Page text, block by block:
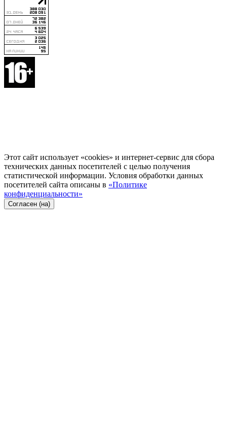
Этот сайт использует «cookies» и интернет-сервис для сбора
технических данных посетителей с целью получения
статистической информации. Условия обработки данных
посетителей сайта описаны в «Политике
конфиденциальности»
Согласен (на)